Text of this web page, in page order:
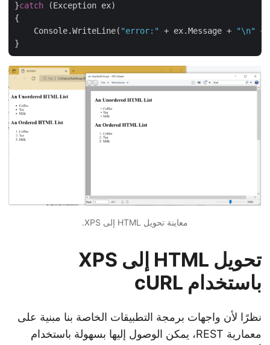
}catch (Exception ex)
    Console.WriteLine(
"error:" + ex.Message + "\n"
معاينة تحويل HTML إلى XPS.
تحويل HTML إلى XPS
باستخدام cURL
نظرًا لأن واجهات برمجة التطبيقات الخاصة بنا مبنية على
معمارية REST، يمكن الوصول إليها بسهولة باستخدام